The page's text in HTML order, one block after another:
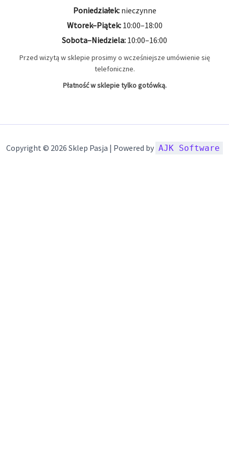
Poniedziałek:nieczynne
Wtorek–Piątek:10:00–18:00
Sobota–Niedziela: 10:00–16:00
Przed wizytą w sklepie prosimy o wcześniejsze umówienie się
telefoniczne.
Płatność w sklepie tylko gotówką.
Copyright © 2026 Sklep Pasja | Powered by AJK Software